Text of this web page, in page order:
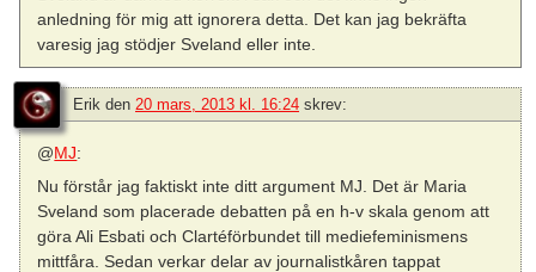
anledning för mig att ignorera detta. Det kan jag bekräfta
varesig jag stödjer Sveland eller inte.
Erik den 20 mars, 2013 kl. 16:24 skrev:
@MJ:
Nu förstår jag faktiskt inte ditt argument MJ. Det är Maria
Sveland som placerade debatten på en h-v skala genom att
göra Ali Esbati och Clartéförbundet till mediefeminismens
mittfåra. Sedan verkar delar av journalistkåren tappat